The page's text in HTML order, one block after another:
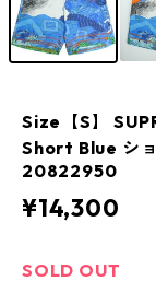
Size【S】
Short Blue ショ
20822950
¥14,300
SOLD OUT